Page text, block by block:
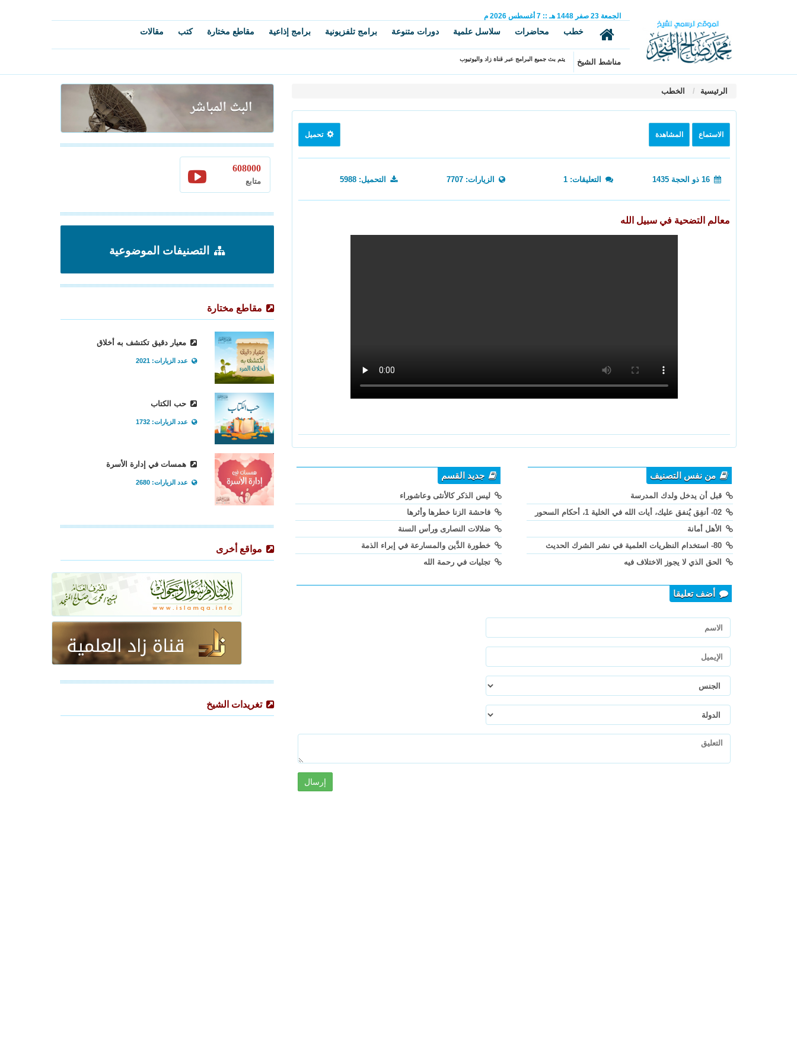
الجمعة 23 صفر 1448 هـ ::
7 أغسطس 2026 م
خطب محاضرات سلاسل علمية دورات متنوعة برامج تلفزيونية برامج إذاعية مقاطع مختارة كتب مقالات
مناشط الشيخ يتم بث جميع البرامج عبر قناة زاد واليوتيوب
الرئيسية الخطب
الاستماع المشاهدة تحميل
التعليقات: 1 الزيارات: 7707 التحميل: 5988
معالم التضحية في سبيل الله
من نفس التصنيف
قبل أن يدخل ولدك المدرسة
الأهل أمانة
الحق الذي لا يجوز الاختلاف فيه
جديد القسم
ليس الذكر كالأنثى وعاشوراء
فاحشة الزنا خطرها وأثرها
ضلالات النصارى ورأس السنة
خطورة الدَّين والمسارعة في إبراء الذمة
تجليات في رحمة الله
أضف تعليقا
إرسال
608000
متابع
التصنيفات الموضوعية
مقاطع مختارة
معيار دقيق تكتشف به أخلاق
عدد الزيارات: 2021
حب الكتاب
عدد الزيارات: 1732
همسات في إدارة الأسرة
عدد الزيارات: 2680
مواقع أخرى
تغريدات الشيخ